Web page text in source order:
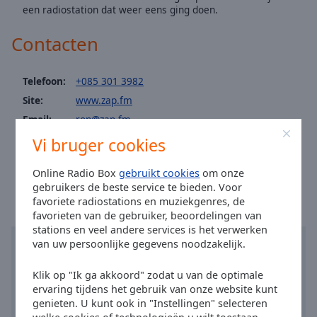
Vi bruger cookies
Online Radio Boxgebruikt cookies om onze
gebruikers de beste service te bieden. Voor
favoriete radiostations en muziekgenres, de
favorieten van de gebruiker, beoordelingen van
stations en veel andere services is het verwerken
van uw persoonlijke gegevens noodzakelijk.
Klik op "Ik ga akkoord" zodat u van de optimale
ervaring tijdens het gebruik van onze website kunt
genieten. U kunt ook in "Instellingen" selecteren
Area
Color
Opacity
Font
een radiostation dat weer eens ging doen.
Contacten
Telefoon:
+085 301 3982
Site:
www.zap.fm
Email:
ron@zap.fm
Facebook:
Tijd in Hendrik-Ido-Ambacht